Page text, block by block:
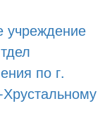
учреждение
по г.